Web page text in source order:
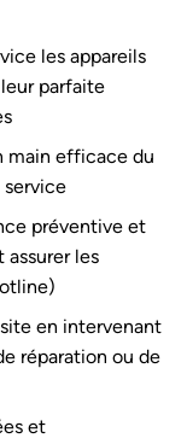
les appareils
parfaite
main efficace du
service
préventive et
assurer les
en intervenant
réparation ou de
et